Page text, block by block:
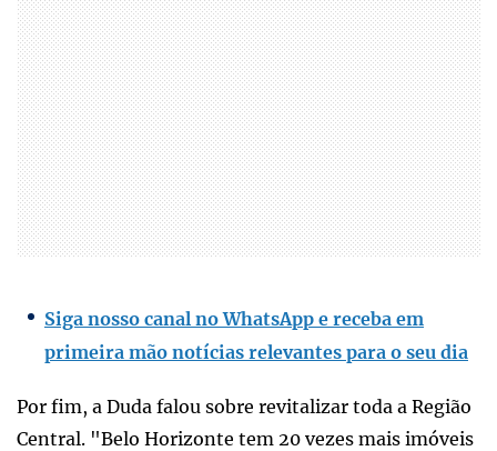
Siga nosso canal no WhatsApp e receba em
primeira mão notícias relevantes para o seu dia
Por fim, a Duda falou sobre revitalizar toda a Região
Central. "Belo Horizonte tem 20 vezes mais imóveis